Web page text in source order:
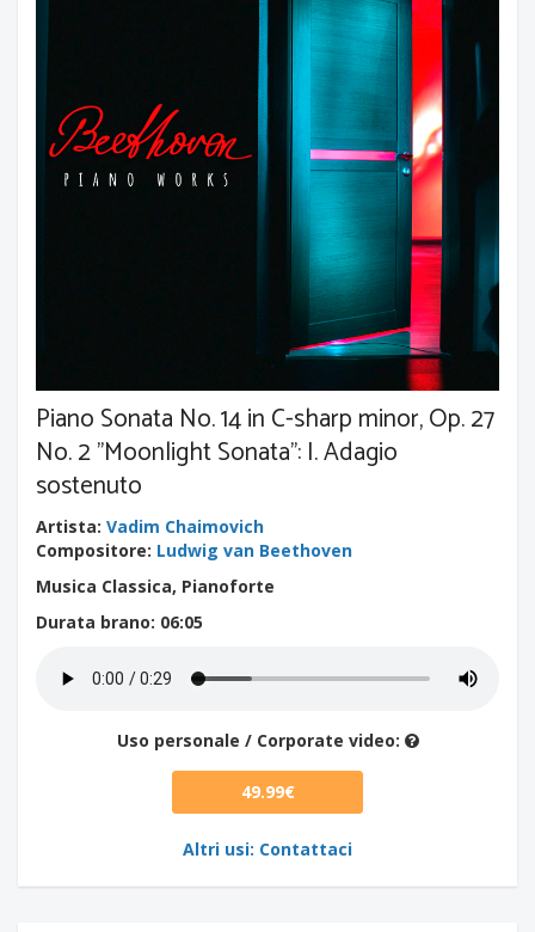
Piano Sonata No. 14 in C-sharp minor, Op. 27
No. 2 "Moonlight Sonata": I. Adagio
sostenuto
Artista: Vadim Chaimovich
Compositore: Ludwig van Beethoven
Musica Classica, Pianoforte
Durata brano: 06:05
Uso personale / Corporate video:
49.99€
Altri usi: Contattaci